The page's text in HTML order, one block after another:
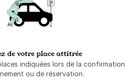
de votre place attitrée
indiquées lors de la confirmation
ou de réservation.